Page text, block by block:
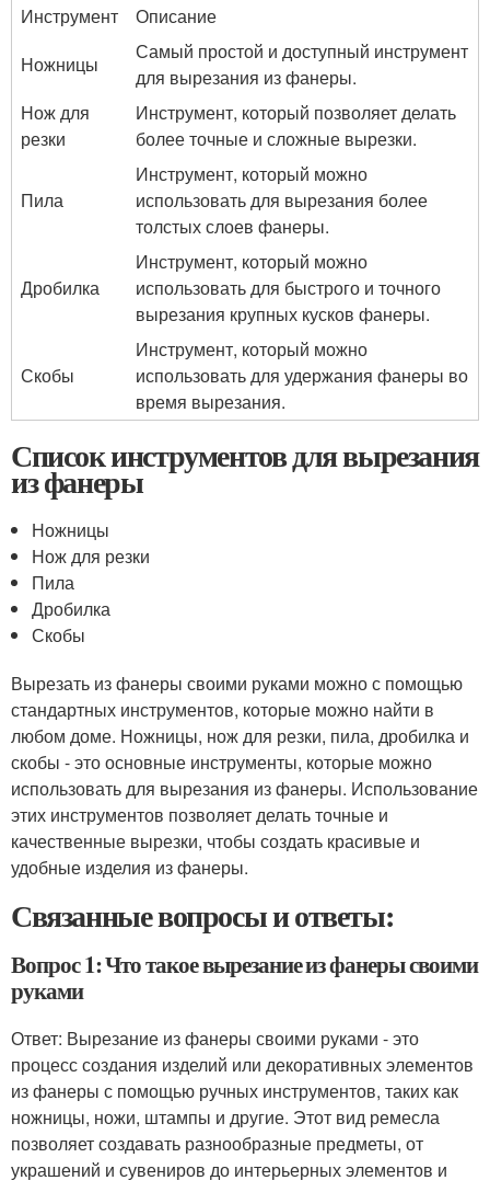
Инструмент
Описание
Ножницы
Самый простой и доступный инструмент
для вырезания из фанеры.
Нож для
резки
Инструмент, который позволяет делать
более точные и сложные вырезки.
Пила
Инструмент, который можно
использовать для вырезания более
толстых слоев фанеры.
Дробилка
Инструмент, который можно
использовать для быстрого и точного
вырезания крупных кусков фанеры.
Скобы
Инструмент, который можно
использовать для удержания фанеры во
время вырезания.
Список инструментов для вырезания
из фанеры
Ножницы
Нож для резки
Пила
Дробилка
Скобы
Вырезать из фанеры своими руками можно с помощью
стандартных инструментов, которые можно найти в
любом доме. Ножницы, нож для резки, пила, дробилка и
скобы - это основные инструменты, которые можно
использовать для вырезания из фанеры. Использование
этих инструментов позволяет делать точные и
качественные вырезки, чтобы создать красивые и
удобные изделия из фанеры.
Связанные вопросы и ответы:
Вопрос 1: Что такое вырезание из фанеры своими
руками
Ответ: Вырезание из фанеры своими руками - это
процесс создания изделий или декоративных элементов
из фанеры с помощью ручных инструментов, таких как
ножницы, ножи, штампы и другие. Этот вид ремесла
позволяет создавать разнообразные предметы, от
украшений и сувениров до интерьерных элементов и